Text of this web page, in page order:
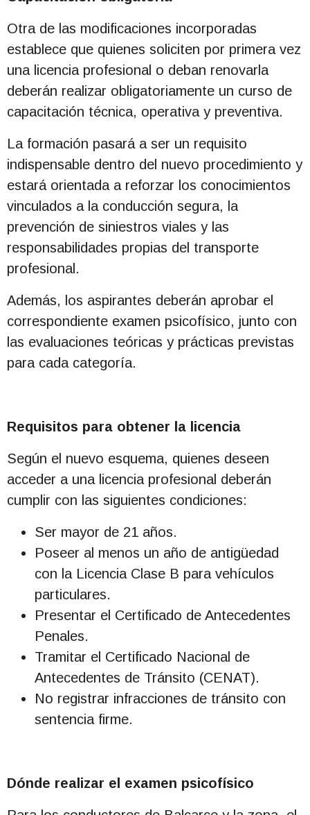
Otra de las modificaciones incorporadas
establece que quienes soliciten por primera vez
una licencia profesional o deban renovarla
deberán realizar obligatoriamente un curso de
capacitación técnica, operativa y preventiva.
La formación pasará a ser un requisito
indispensable dentro del nuevo procedimiento y
estará orientada a reforzar los conocimientos
vinculados a la conducción segura, la
prevención de siniestros viales y las
responsabilidades propias del transporte
profesional.
Además, los aspirantes deberán aprobar el
correspondiente examen psicofísico, junto con
las evaluaciones teóricas y prácticas previstas
para cada categoría.
Requisitos para obtener la licencia
Según el nuevo esquema, quienes deseen
acceder a una licencia profesional deberán
cumplir con las siguientes condiciones:
Ser mayor de 21 años.
Poseer al menos un año de antigüedad
con la Licencia Clase B para vehículos
particulares.
Presentar el Certificado de Antecedentes
Penales.
Tramitar el Certificado Nacional de
Antecedentes de Tránsito (CENAT).
No registrar infracciones de tránsito con
sentencia firme.
Dónde realizar el examen psicofísico